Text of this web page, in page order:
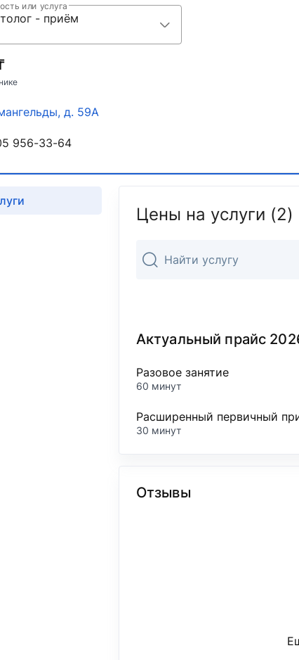
или услуга
- приём
д. 59А
956-33-64
Цены на услуги (2)
Актуальный прайс
Разовое занятие
60 минут
Расширенный первичный
30 минут
Отзывы